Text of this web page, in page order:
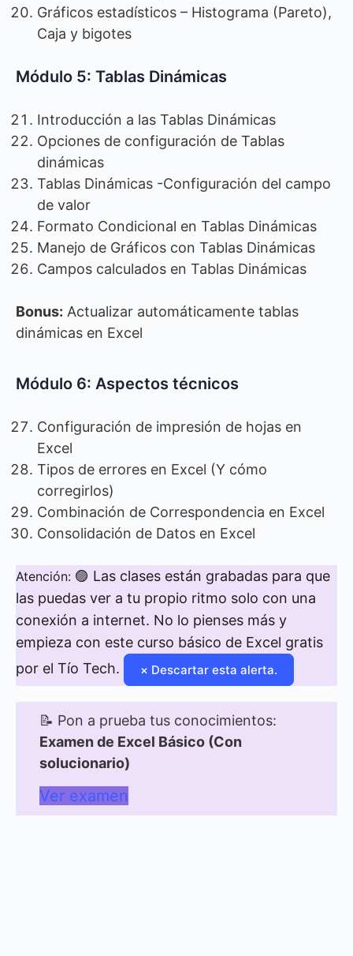
Gráficos estadísticos – Histograma (Pareto),
Caja y bigotes
Módulo 5: Tablas Dinámicas
Introducción a las Tablas Dinámicas
Opciones de configuración de Tablas
dinámicas
Tablas Dinámicas -Configuración del campo
de valor
Formato Condicional en Tablas Dinámicas
Manejo de Gráficos con Tablas Dinámicas
Campos calculados en Tablas Dinámicas
Bonus: Actualizar automáticamente tablas
dinámicas en Excel
Módulo 6: Aspectos técnicos
Configuración de impresión de hojas en
Excel
Tipos de errores en Excel (Y cómo
corregirlos)
Combinación de Correspondencia en Excel
Consolidación de Datos en Excel
Atención: 🟣 Las clases están grabadas para que
las puedas ver a tu propio ritmo solo con una
conexión a internet. No lo pienses más y
empieza con este curso básico de Excel gratis
por el Tío Tech.
× Descartar esta alerta.
📝 Pon a prueba tus conocimientos:
Examen de Excel Básico (Con
solucionario)
Ver examen